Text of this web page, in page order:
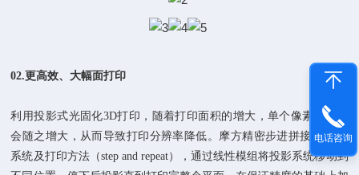
02.更高效、 大幅面打印
利用投影式光固化3D打印，随着打印面积的增大，单个像素尺寸也
会随之增大，从而导致打印分辨率降低。摩方精密步进拼接3D打印
系统及打印方法（step and repeat），通过线性模组将投影系统移动到
电话咨询